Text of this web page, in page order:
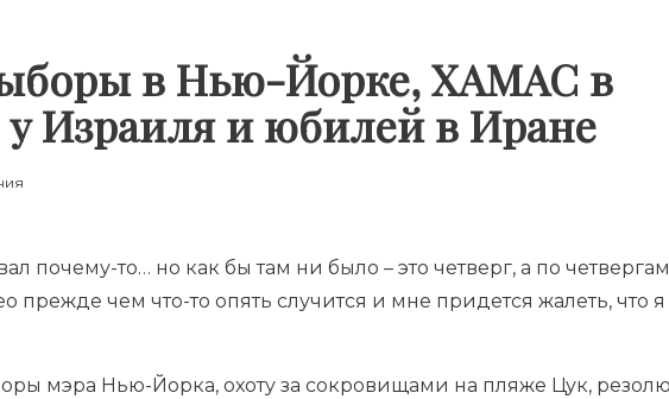
в Нью-Йорке, ХАМАС в
Израиля и юбилей в Иране
почему-то… но как бы там ни было – это четверг, а по
чем что-то опять случится и мне придется жалеть, что я
мэра Нью-Йорка, охоту за сокровищами на пляже Цук,